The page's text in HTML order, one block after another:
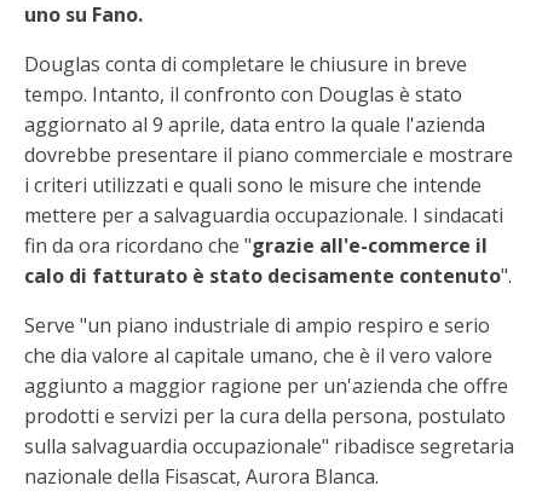
uno su Fano.
Douglas conta di completare le chiusure in breve
tempo. Intanto, il confronto con Douglas è stato
aggiornato al 9 aprile, data entro la quale l'azienda
dovrebbe presentare il piano commerciale e mostrare
i criteri utilizzati e quali sono le misure che intende
mettere per a salvaguardia occupazionale. I sindacati
fin da ora ricordano che "grazie all'e-commerce il
calo di fatturato è stato decisamente contenuto".
Serve "un piano industriale di ampio respiro e serio
che dia valore al capitale umano, che è il vero valore
aggiunto a maggior ragione per un'azienda che offre
prodotti e servizi per la cura della persona, postulato
sulla salvaguardia occupazionale" ribadisce segretaria
nazionale della Fisascat, Aurora Blanca.